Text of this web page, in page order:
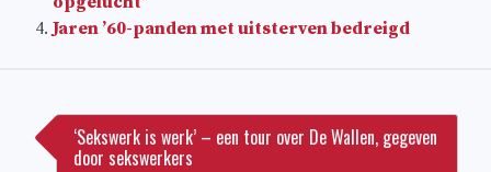
Jaren ’60-panden met uitsterven bedreigd
navigatie
‘Sekswerk is werk’ – een tour over De Wallen, gegeven
door sekswerkers